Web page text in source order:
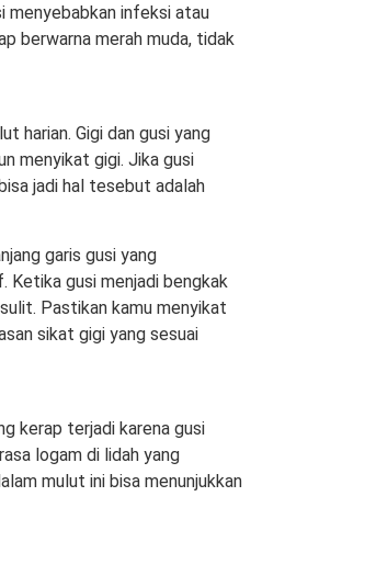
menyebabkan infeksi atau
berwarna merah muda, tidak
harian. Gigi dan gusi yang
menyikat gigi. Jika gusi
jadi hal tesebut adalah
garis gusi yang
Ketika gusi menjadi bengkak
Pastikan kamu menyikat
sikat gigi yang sesuai
kerap terjadi karena gusi
logam di lidah yang
mulut ini bisa menunjukkan